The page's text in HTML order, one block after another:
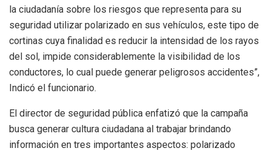
la ciudadanía sobre los riesgos que representa para su
seguridad utilizar polarizado en sus vehículos, este tipo de
cortinas cuya finalidad es reducir la intensidad de los rayos
del sol, impide considerablemente la visibilidad de los
conductores, lo cual puede generar peligrosos accidentes”,
Indicó el funcionario.
El director de seguridad pública enfatizó que la campaña
busca generar cultura ciudadana al trabajar brindando
información en tres importantes aspectos: polarizado